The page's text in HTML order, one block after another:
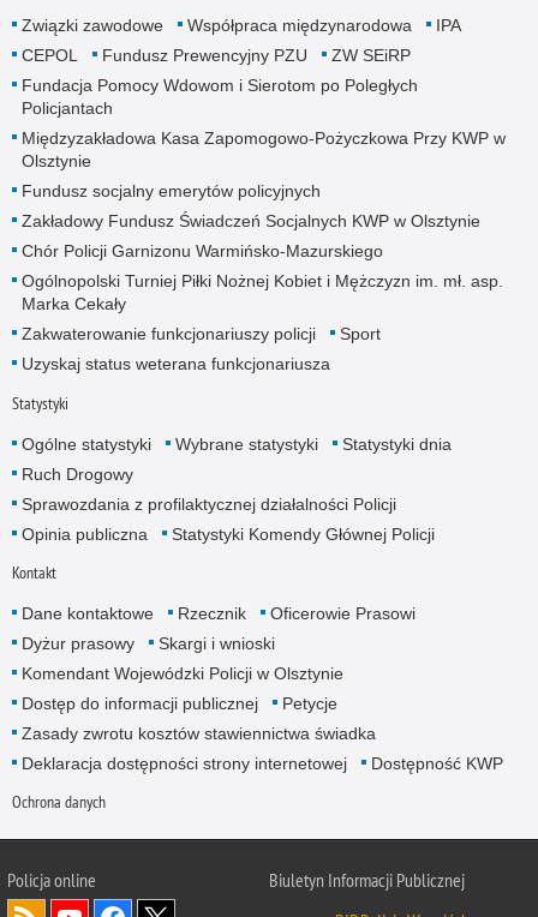
Związki zawodowe Współpraca międzynarodowa
IPA
CEPOL
Fundusz Prewencyjny PZU
ZW SEiRP
Fundacja Pomocy Wdowom i Sierotom po Poległych
Policjantach
Międzyzakładowa Kasa Zapomogowo-Pożyczkowa Przy KWP w
Olsztynie
Fundusz socjalny emerytów policyjnych
Zakładowy Fundusz Świadczeń Socjalnych KWP w Olsztynie
Chór Policji Garnizonu Warmińsko-Mazurskiego
Ogólnopolski Turniej Piłki Nożnej Kobiet i Mężczyzn im. mł. asp.
Marka Cekały
Zakwaterowanie funkcjonariuszy policji
Sport
Uzyskaj status weterana funkcjonariusza
Statystyki
Ogólne statystyki Wybrane statystyki
Statystyki dnia
Ruch Drogowy
Sprawozdania z profilaktycznej działalności Policji
Opinia publiczna
Statystyki Komendy Głównej Policji
Kontakt
Dane kontaktowe Rzecznik
Oficerowie Prasowi
Dyżur prasowy
Skargi i wnioski
Komendant Wojewódzki Policji w Olsztynie
Dostęp do informacji publicznej
Petycje
Zasady zwrotu kosztów stawiennictwa świadka
Deklaracja dostępności strony internetowej
Dostępność KWP
Ochrona danych
Policja online
Biuletyn Informacji Publicznej